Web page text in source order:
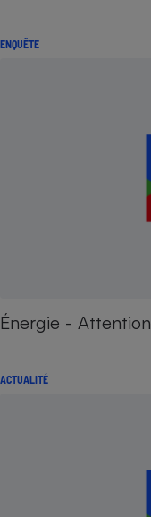
ENQUÊTE
Énergie -
ACTUALITÉ